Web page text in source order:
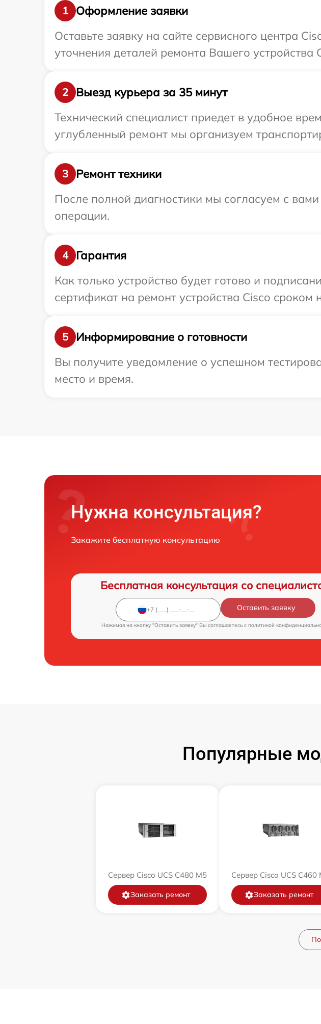
1
Оформление заявки
Оставьте заявку на сайте сервисного центра
уточнения деталей ремонта Вашего устройства
2
Выезд курьера за 35 минут
Технический специалист приедет в удобное
углубленный ремонт мы организуем
3
Ремонт техники
После полной диагностики мы согласуем с
операции.
4
Гарантия
Как только устройство будет готово и
сертификат на ремонт устройства Cisco сроком
5
Информирование о готовности
Вы получите уведомление о успешном
место и время.
Нужна консультация?
Закажите бесплатную консультацию
Бесплатная консультация со
Оставить заявку
Нажимая на кнопку "Оставить заявку" Вы соглашаетесь c политикой
Популярные
Сервер Cisco UCS C480 M5
Заказать ремонт
Сервер Cisco UCS C460
Заказать ремонт